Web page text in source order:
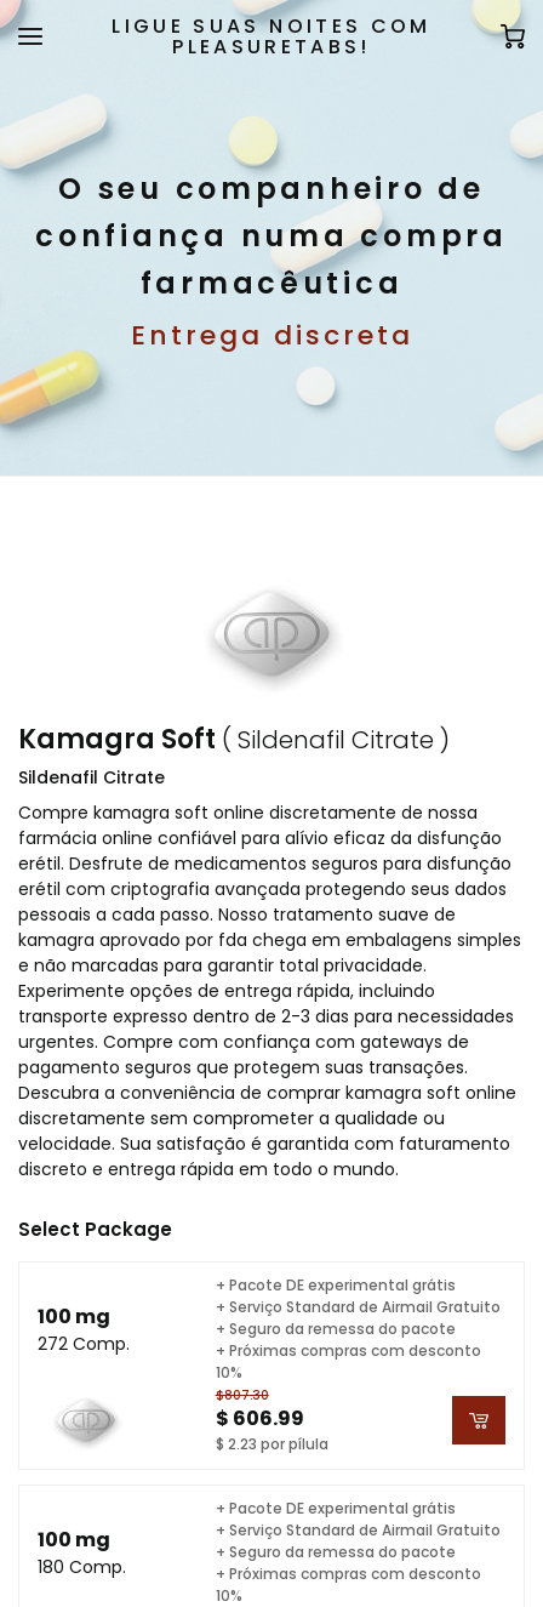
LIGUE SUAS NOITES COM
PLEASURETABS!
O seu companheiro de
confiança numa compra
farmacêutica
Entrega discreta
Kamagra Soft ( Sildenafil Citrate )
Sildenafil Citrate
Compre kamagra soft online discretamente de nossa
farmácia online confiável para alívio eficaz da disfunção
erétil. Desfrute de medicamentos seguros para disfunção
erétil com criptografia avançada protegendo seus dados
pessoais a cada passo. Nosso tratamento suave de
kamagra aprovado por fda chega em embalagens simples
e não marcadas para garantir total privacidade.
Experimente opções de entrega rápida, incluindo
transporte expresso dentro de 2-3 dias para necessidades
urgentes. Compre com confiança com gateways de
pagamento seguros que protegem suas transações.
Descubra a conveniência de comprar kamagra soft online
discretamente sem comprometer a qualidade ou
velocidade. Sua satisfação é garantida com faturamento
discreto e entrega rápida em todo o mundo.
Select Package
100 mg
272 Comp.
$807.30
$ 606.99
$ 2.23 por pílula
+ Pacote DE experimental grátis
+ Serviço Standard de Airmail Gratuito
+ Seguro da remessa do pacote
+ Próximas compras com desconto
10%
100 mg
180 Comp.
+ Pacote DE experimental grátis
+ Serviço Standard de Airmail Gratuito
+ Seguro da remessa do pacote
+ Próximas compras com desconto
10%